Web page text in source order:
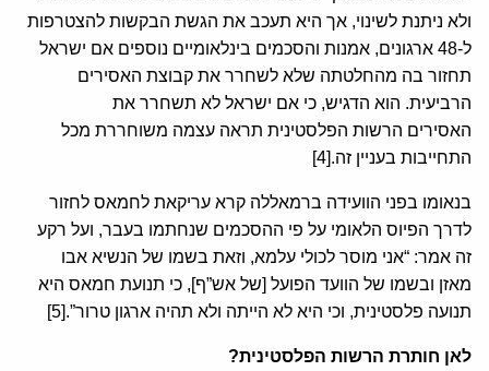
ולא ניתנת לשינוי, אך היא תעכב את הגשת הבקשות להצטרפות
ל-48 ארגונים, אמנות והסכמים בינלאומיים נוספים אם ישראל
תחזור בה מהחלטתה שלא לשחרר את קבוצת האסירים
הרביעית. הוא הדגיש, כי אם ישראל לא תשחרר את
האסירים הרשות הפלסטינית תראה עצמה משוחררת מכל
התחייבות בעניין זה.[4]
בנאומו בפני הוועידה ברמאללה קרא עריקאת לחמאס לחזור
לדרך הפיוס הלאומי על פי ההסכמים שנחתמו בעבר, ועל רקע
זה אמר: “אני מוסר לכולי עלמא, וזאת בשמו של הנשיא אבו
מאזן ובשמו של הוועד הפועל [של אש”ף], כי תנועת חמאס היא
תנועה פלסטינית, וכי היא לא הייתה ולא תהיה ארגון טרור”.[5]
לאן חותרת הרשות הפלסטינית?